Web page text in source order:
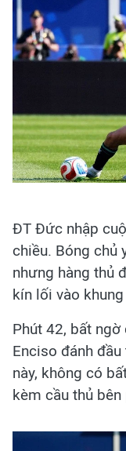
ĐT Đức nhập
chiều. Bóng chủ
nhưng hàng thủ
kín lối vào
Phút 42, bất ngờ
Enciso đánh
này, không có
kèm cầu thủ bên